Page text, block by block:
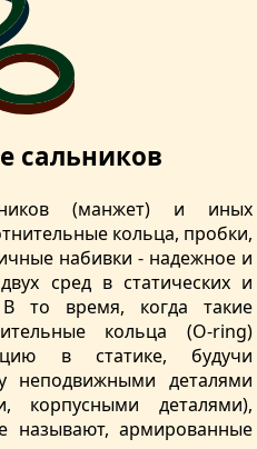
сальников
(манжет) и иных
кольца, пробки,
набивки - надежное и
сред в статических и
В то время, когда такие
кольца (O-ring)
в статике, будучи
неподвижными деталями
корпусными деталями),
называют, армированные